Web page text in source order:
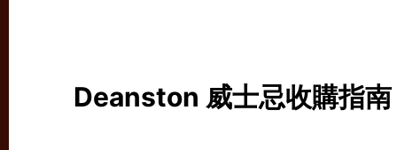
Deanston 威士忌收購指南